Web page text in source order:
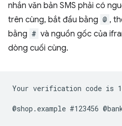
nhắn văn bản SMS phải có
trên cùng, bắt đầu bằng @ ,
bằng # và nguồn gốc của
dòng cuối cùng.
Your verification code is